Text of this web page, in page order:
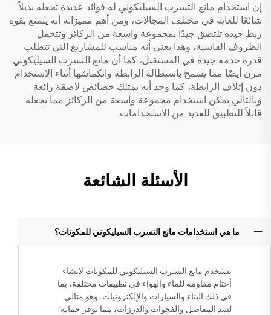
إن استخدام مانع التسرب السيليكوني له فوائد عديدة تجعله بديلاً
شائعًا للغاية في مختلف المجالات، ومن أهم مميزاته أنه يتمتع بقوة
ربط جيدة تلتصق جيدًا بمجموعة واسعة من الركائز وتتحمل
الظروف القاسية، وهذا يعني أنه مناسب للمشاريع التي تتطلب
قدرة خدمة جيدة في المستقبل، كما أن مانع التسرب السيليكوني
مرن أيضًا مما يسمح باستطالة الرابطة وانكماشها أثناء الاستخدام
دون إتلاف الرابطة، كما وجد أنه يمتلك خصائص لاصقة رائعة
وبالتالي يمكن استخدام مجموعة واسعة من الركائز مما يجعله
قابلاً للتطبيق للعديد من الاستخدامات
الأسئلة الشائعة
ما هي استخدامات مانع التسرب السيليكوني للمكونات؟
يستخدم مانع التسرب السيليكوني للمكونات لإنشاء
أختام مقاومة للماء والهواء في تطبيقات مختلفة، بما
في ذلك البناء والسيارات والإلكترونيات. وهو مثالي
لسد المفاصل والفجوات والدرزات، مما يوفر حماية